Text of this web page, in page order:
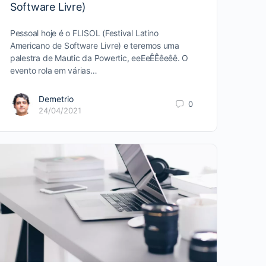
Software Livre)
Pessoal hoje é o FLISOL (Festival Latino
Americano de Software Livre) e teremos uma
palestra de Mautic da Powertic, eeEeÊÊêeêê. O
evento rola em várias…
Demetrio
24/04/2021
0